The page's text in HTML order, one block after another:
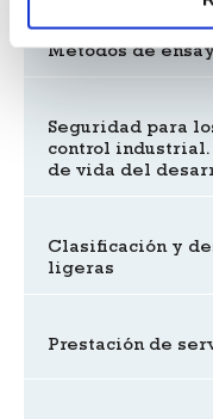
Carretillas
Métodos de
Seguridad para
control industrial.
de vida del
Clasificación y
ligeras
Prestación de